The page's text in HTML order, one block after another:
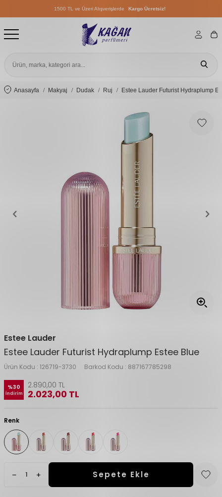
1500 TL ve Üzeri Alışverişlerde Kargo Ücretsiz!
1500 TL ve Üzeri Alışverişlerde
1500 TL ve Üzeri Alışverişlerde
Anasayfa Makyaj Dudak Ruj Estee Lauder Futurist Hydraplump
Estee Lauder
Estee Lauder Futurist Hydraplump Estee Blue
Ürün Kodu : 126719-3730 Barkod Kodu : 887167785298
%30
İndirim
2.890,00 TL
2.023,00 TL
Renk
Sepete Ekle